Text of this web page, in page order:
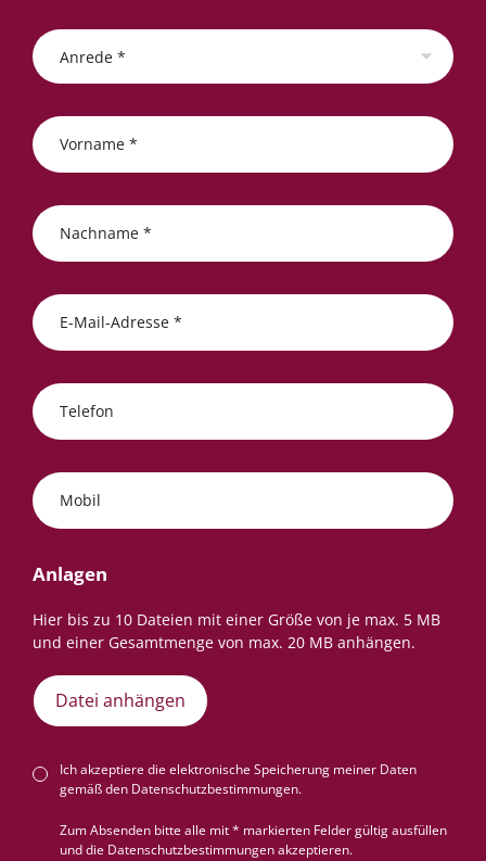
Anrede *
Vorname *
Nachname *
E-Mail-Adresse *
Telefon
Mobil
Anlagen
Datei anhängen
Ich akzeptiere die elektronische Speicherung meiner Daten
gemäß den Datenschutzbestimmungen.
Zum Absenden bitte alle mit * markierten Felder gültig ausfüllen
und die Datenschutzbestimmungen akzeptieren.